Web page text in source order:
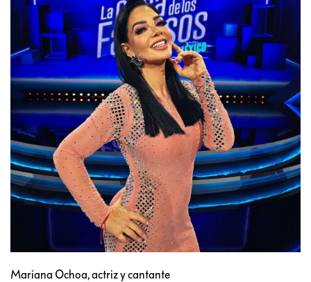
Mariana Ochoa, actriz y cantante